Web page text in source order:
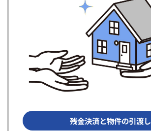
残金決済と物件の引渡し